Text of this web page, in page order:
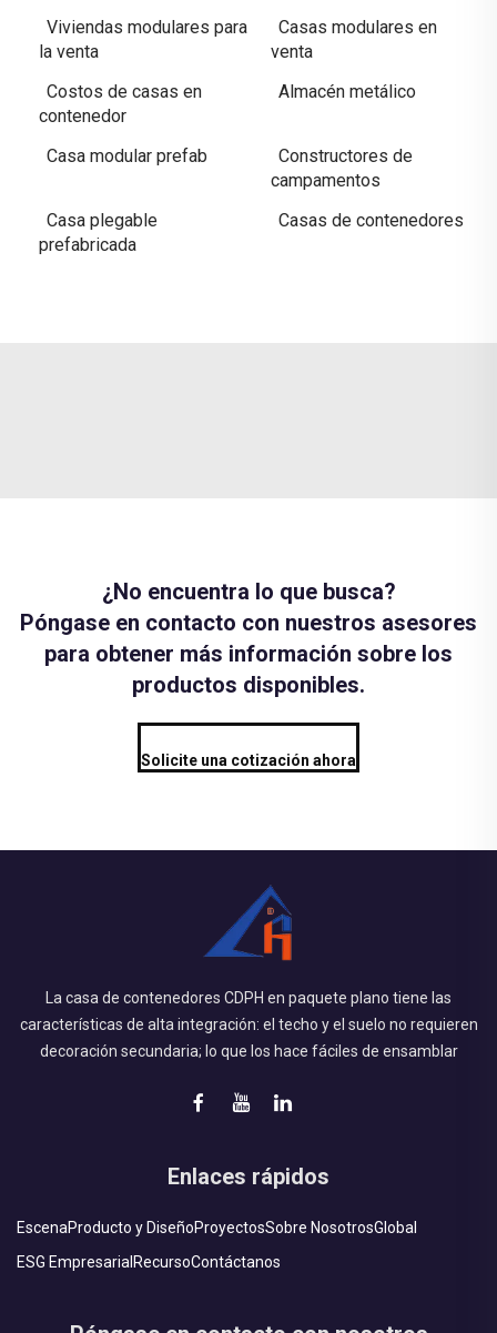
Viviendas modulares para
la venta
Casas modulares en
venta
Costos de casas en
contenedor
Almacén metálico
Casa modular prefab
Constructores de
campamentos
Casa plegable
prefabricada
Casas de contenedores
¿No encuentra lo que busca?
Póngase en contacto con nuestros asesores
para obtener más información sobre los
productos disponibles.
Solicite una cotización ahora
La casa de contenedores CDPH en paquete plano tiene las
características de alta integración: el techo y el suelo no requieren
decoración secundaria; lo que los hace fáciles de ensamblar
Enlaces rápidos
EscenaProducto y DiseñoProyectosSobre NosotrosGlobal
ESG Empresarial RecursoContáctanos